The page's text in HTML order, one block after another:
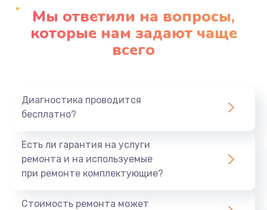
Мы ответили на вопросы,
которые нам задают чаще
всего
Диагностика проводится
бесплатно?
Есть ли гарантия на услуги
ремонта и на используемые
при ремонте комплектующие?
Стоимость ремонта может